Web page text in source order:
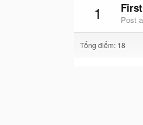
1 Post
Tổng điểm: 18